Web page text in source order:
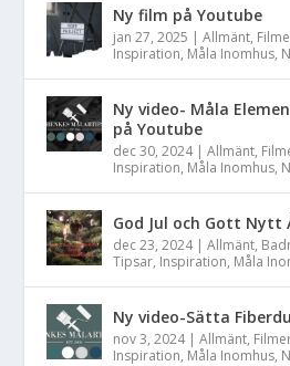
Ny film på Youtube
jan 27, 2025 |Allmänt,
Inspiration, Måla Inomhus,
Ny video- Måla
på Youtube
dec 30, 2024|Allmänt,
Inspiration, Måla Inomhus,
God Jul och Gott Nytt
dec 23, 2024|Allmänt,
Tipsar, Inspiration, Måla
Ny video-Sätta
nov 3, 2024|Allmänt,
Inspiration, Måla Inomhus,